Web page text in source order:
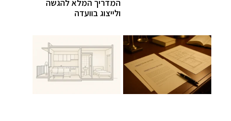
המדריך המלא להגשה
ולייצוג בוועדה